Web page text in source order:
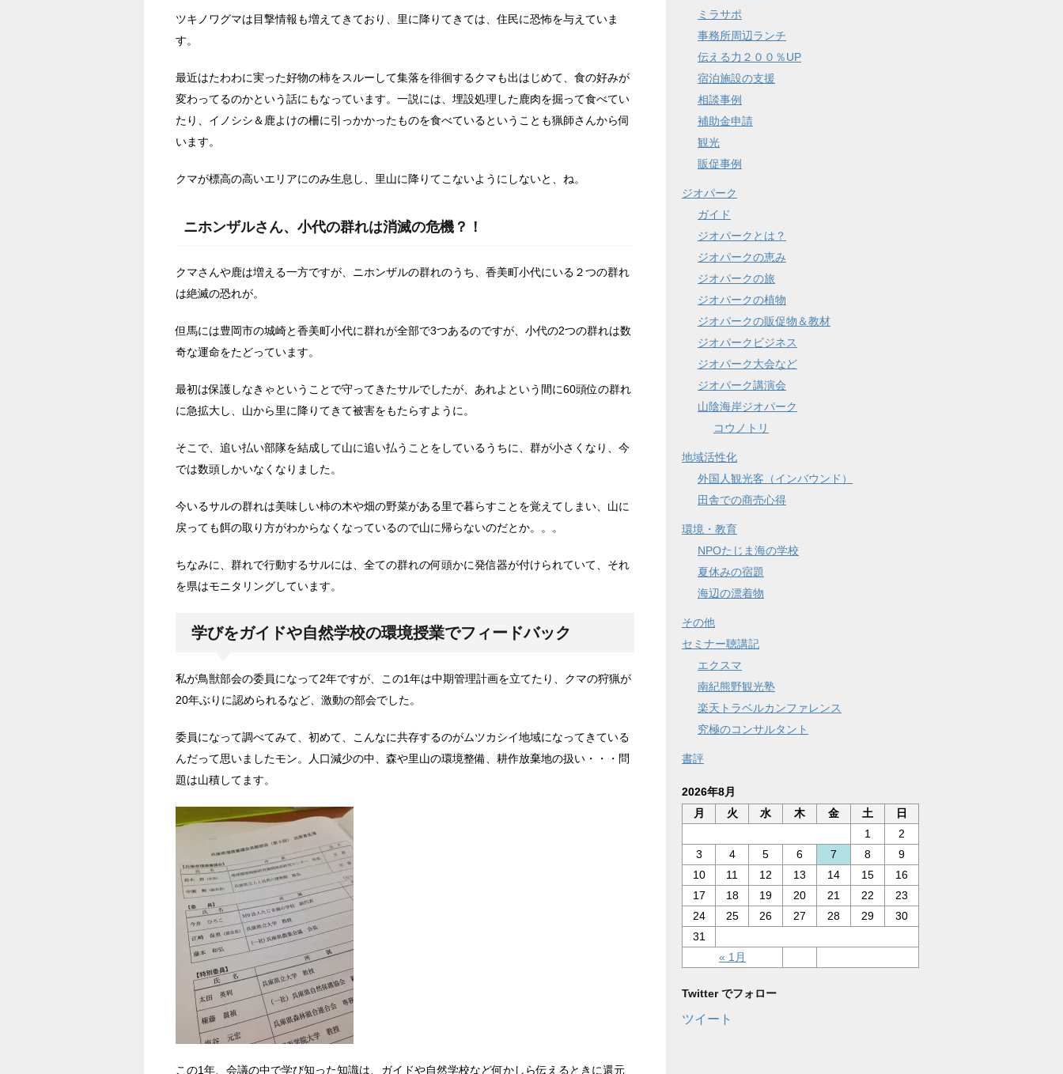
ツキノワグマは目撃情報も増えてきており、里に降りてきては、住民に恐怖を与えていま
す。
最近はたわわに実った好物の柿をスルーして集落を徘徊するクマも出はじめて、食の好みが
変わってるのかという話にもなっています。一説には、埋設処理した鹿肉を掘って食べてい
たり、イノシシ＆鹿よけの柵に引っかかったものを食べているということも猟師さんから伺
います。
クマが標高の高いエリアにのみ生息し、里山に降りてこないようにしないと、ね。
ニホンザルさん、小代の群れは消滅の危機？！
クマさんや鹿は増える一方ですが、ニホンザルの群れのうち、香美町小代にいる２つの群れ
は絶滅の恐れが。
但馬には豊岡市の城崎と香美町小代に群れが全部で3つあるのですが、小代の2つの群れは数
奇な運命をたどっています。
最初は保護しなきゃということで守ってきたサルでしたが、あれよという間に60頭位の群れ
に急拡大し、山から里に降りてきて被害をもたらすように。
そこで、追い払い部隊を結成して山に追い払うことをしているうちに、群が小さくなり、今
では数頭しかいなくなりました。
今いるサルの群れは美味しい柿の木や畑の野菜がある里で暮らすことを覚えてしまい、山に
戻っても餌の取り方がわからなくなっているので山に帰らないのだとか。。。
ちなみに、群れで行動するサルには、全ての群れの何頭かに発信器が付けられていて、それ
を県はモニタリングしています。
学びをガイドや自然学校の環境授業でフィードバック
私が鳥獣部会の委員になって2年ですが、この1年は中期管理計画を立てたり、クマの狩猟が
20年ぶりに認められるなど、激動の部会でした。
委員になって調べてみて、初めて、こんなに共存するのがムツカシイ地域になってきている
んだって思いましたモン。人口減少の中、森や里山の環境整備、耕作放棄地の扱い・・・問
題は山積してます。
この1年、会議の中で学び知った知識は、ガイドや自然学校など何かしら伝えるときに還元
ミラサポ
事務所周辺ランチ
伝える力２００％UP
宿泊施設の支援
相談事例
補助金申請
観光
販促事例
ジオパーク
ガイド
ジオパークとは？
ジオパークの恵み
ジオパークの旅
ジオパークの植物
ジオパークの販促物＆教材
ジオパークビジネス
ジオパーク大会など
ジオパーク講演会
山陰海岸ジオパーク
コウノトリ
地域活性化
外国人観光客（インバウンド）
田舎での商売心得
環境・教育
NPOたじま海の学校
夏休みの宿題
海辺の漂着物
その他
セミナー聴講記
エクスマ
南紀熊野観光塾
楽天トラベルカンファレンス
究極のコンサルタント
書評
2026年8月
月
火 水 木 金 土 日
« 1月
1
2
3
4 5 6 7 8
9
10
11 12 13 14 15
16
17
18 19 20 21 22
23
24
25 26 27 28 29
30
31
Twitter でフォロー
ツイート